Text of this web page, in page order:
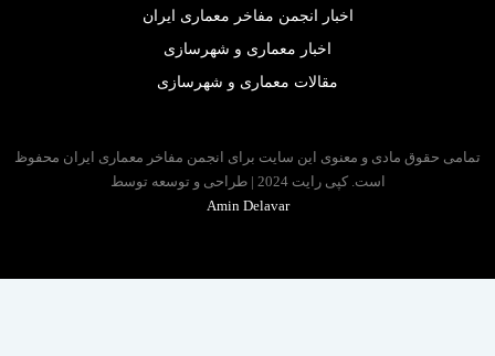
اخبار انجمن مفاخر معماری ایران
اخبار معماری و شهرسازی
مقالات معماری و شهرسازی
حقوق مادی و معنوی این سایت برای انجمن مفاخر معماری ایران محفوظ
است. کپی رایت 2024 | طراحی و توسعه توسط
Amin Delavar